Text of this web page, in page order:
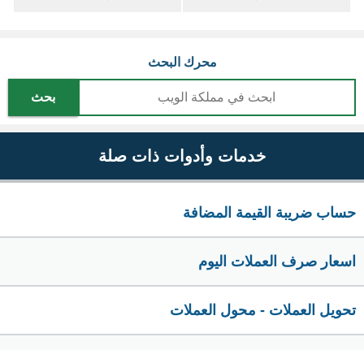
محرك البحث
بحث
خدمات وأدوات ذات صلة
حساب ضريبة القيمة المضافة
اسعار صرف العملات اليوم
تحويل العملات - محول العملات